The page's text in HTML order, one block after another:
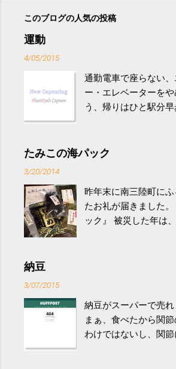
このブログの人気の投稿
運動
4/05/2015
通勤電車で座らない
ー・エレベーターを
う、帰りはひと駅分早
やすい。 スポーツウ
するものだけが運動
けると改善する、と
研究チームが発表し
きるのは、過度の飲酒
減らなくても効果が
波大「減量しなくても
ス - アピタル（医療
たみこの海パック
3/20/2014
昨年末に南三陸町に
たお礼が届きました
ック』 被災した年は
が『たみこの海パッ
全く考えていなかった
少しづつ復興してる
嬉しいです。 あと、
ですが、節税になる
納豆
3/07/2015
納豆がスーパーで売
まぁ、食べたから関
わけではないし、関節
ど。。 「関節の老化